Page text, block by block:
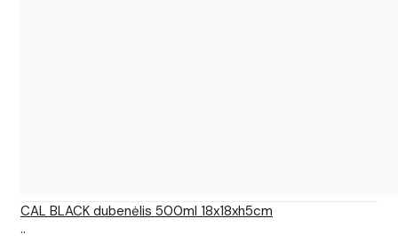
CAL BLACK dubenėlis 500ml 18x18xh5cm
..